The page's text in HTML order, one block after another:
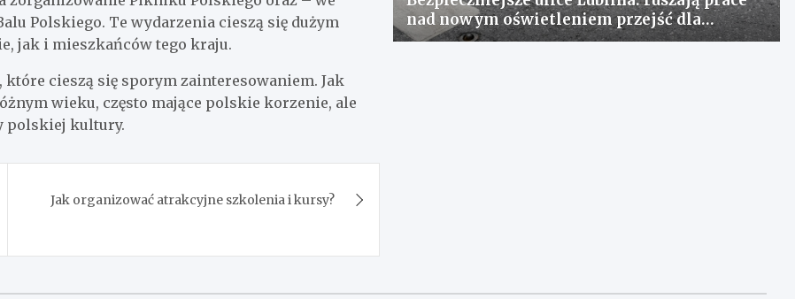
Polskiego. Te wydarzenia cieszą się dużym
jak i mieszkańców tego kraju.
cieszą się sporym zainteresowaniem. Jak
wieku, często mające polskie korzenie, ale
polskiej kultury.
Jak organizować atrakcyjne szkolenia i kursy?
nad nowym oświetleniem przejść dla
pieszych!